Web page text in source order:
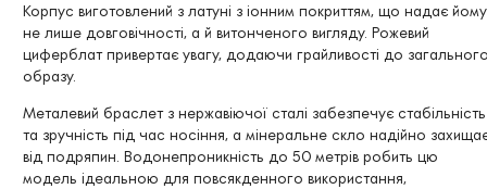
Корпус виготовлений з латуні з іонним покриттям, що надає йому
не лише довговічності, а й витонченого вигляду. Рожевий
циферблат привертає увагу, додаючи грайливості до
образу.
Металевий браслет з нержавіючої сталі забезпечує стабільність
та зручність під час носіння, а мінеральне скло надійно
від подряпин. Водонепроникність до 50 метрів робить цю
модель ідеальною для повсякденного використання,